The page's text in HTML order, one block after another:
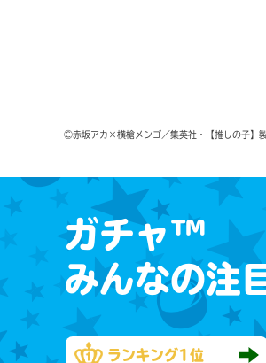
©赤坂アカ×横槍メンゴ／集英社・【推しの子】
ガチャ™
みんなの注
ランキング1位